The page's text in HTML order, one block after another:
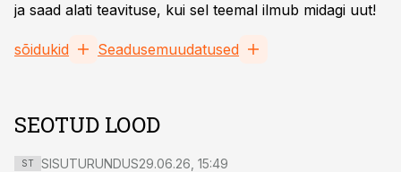
ja saad alati teavituse, kui sel teemal ilmub midagi uut!
sõidukid Seadusemuudatused
SEOTUD LOOD
ST SISUTURUNDUS29.06.26, 15:49